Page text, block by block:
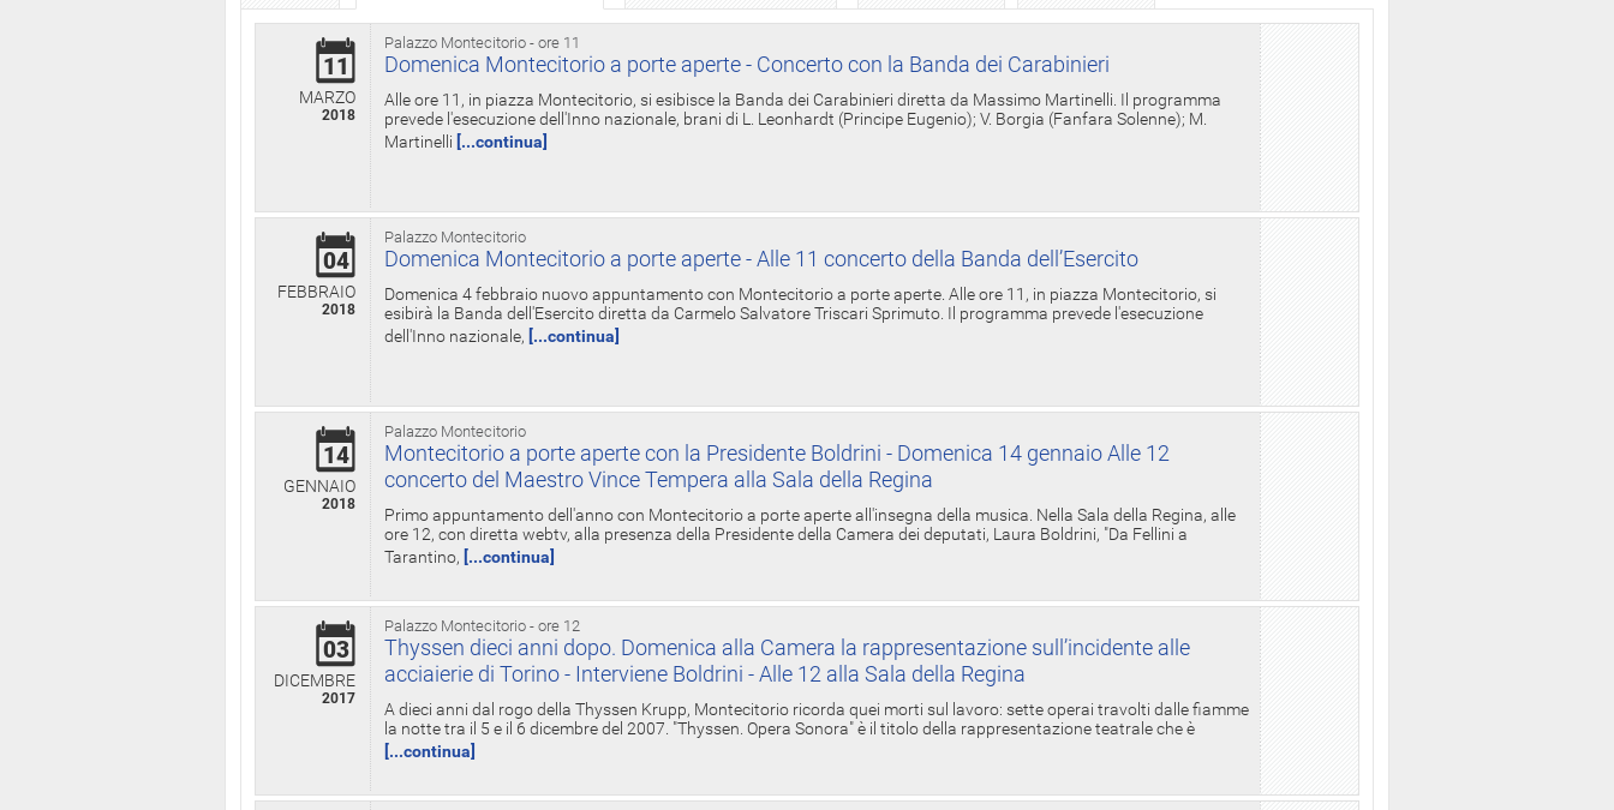
Palazzo Montecitorio - ore 11
11
MARZO
2018
Domenica Montecitorio a porte aperte - Concerto con la Banda dei Carabinieri
Alle ore 11, in piazza Montecitorio, si esibisce la Banda dei Carabinieri diretta da Massimo Martinelli. Il programma
prevede l'esecuzione dell'Inno nazionale, brani di L. Leonhardt (Principe Eugenio); V. Borgia (Fanfara Solenne); M.
Martinelli [...continua]
Palazzo Montecitorio
04
FEBBRAIO
2018
Domenica Montecitorio a porte aperte - Alle 11 concerto della Banda dell’Esercito
Domenica 4 febbraio nuovo appuntamento con Montecitorio a porte aperte. Alle ore 11, in piazza Montecitorio, si
esibirà la Banda dell'Esercito diretta da Carmelo Salvatore Triscari Sprimuto. Il programma prevede l'esecuzione
dell'Inno nazionale, [...continua]
Palazzo Montecitorio
14
GENNAIO
2018
Montecitorio a porte aperte con la Presidente Boldrini - Domenica 14 gennaio Alle 12
concerto del Maestro Vince Tempera alla Sala della Regina
Primo appuntamento dell'anno con Montecitorio a porte aperte all'insegna della musica. Nella Sala della Regina, alle
ore 12, con diretta webtv, alla presenza della Presidente della Camera dei deputati, Laura Boldrini, "Da Fellini a
Tarantino, [...continua]
Palazzo Montecitorio - ore 12
03
DICEMBRE
2017
Thyssen dieci anni dopo. Domenica alla Camera la rappresentazione sull’incidente alle
acciaierie di Torino - Interviene Boldrini - Alle 12 alla Sala della Regina
A dieci anni dal rogo della Thyssen Krupp, Montecitorio ricorda quei morti sul lavoro: sette operai travolti dalle fiamme
la notte tra il 5 e il 6 dicembre del 2007. "Thyssen. Opera Sonora" è il titolo della rappresentazione teatrale che è
[...continua]